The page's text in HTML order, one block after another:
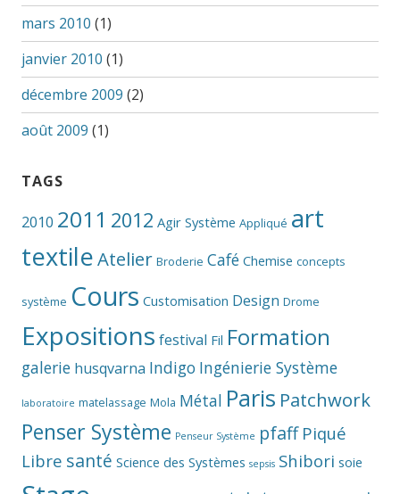
mars 2010 (1)
janvier 2010 (1)
décembre 2009 (2)
août 2009 (1)
TAGS
2010 2011 2012 Agir Système Appliqué art
textileAtelier Broderie Café Chemise concepts
système Cours Customisation Design Drome
Expositions festival Fil Formation
galerie husqvarna Indigo Ingénierie Système
laboratoire matelassage Mola Métal Paris Patchwork
Penser Système Penseur Système pfaff Piqué
Libre santé Science des Systèmes sepsis Shibori soie